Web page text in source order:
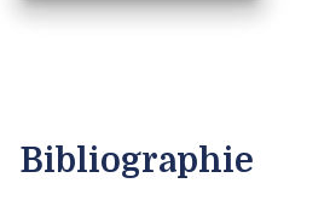
Bibliographie